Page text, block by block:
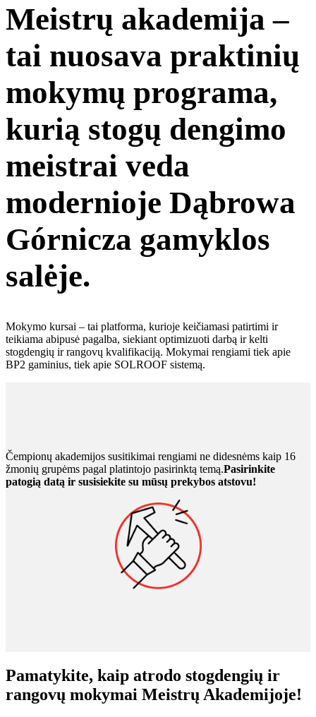
Meistrų akademija –
tai nuosava praktinių
mokymų programa,
kurią stogų dengimo
meistrai veda
modernioje Dąbrowa
Górnicza gamyklos
salėje.
Mokymo kursai – tai platforma, kurioje keičiamasi patirtimi ir
teikiama abipusė pagalba, siekiant optimizuoti darbą ir kelti
stogdengių ir rangovų kvalifikaciją. Mokymai rengiami tiek apie
BP2 gaminius, tiek apie SOLROOF sistemą.
Čempionų akademijos susitikimai rengiami ne didesnėms kaip 16
žmonių grupėms pagal platintojo pasirinktą temą.Pasirinkite
patogią datą ir susisiekite su mūsų prekybos atstovu!
Pamatykite, kaip atrodo stogdengių ir
rangovų mokymai Meistrų Akademijoje!